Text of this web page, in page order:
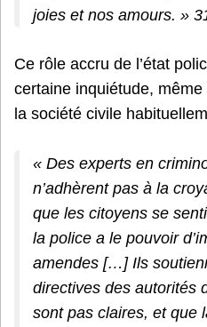
joies et nos amours. »
Ce rôle accru de l’état
certaine inquiétude,
la société civile
« Des experts en
n’adhèrent pas à la
que les citoyens se
la police a le pouvoir
amendes […] Ils
directives des autorités
sont pas claires, et que